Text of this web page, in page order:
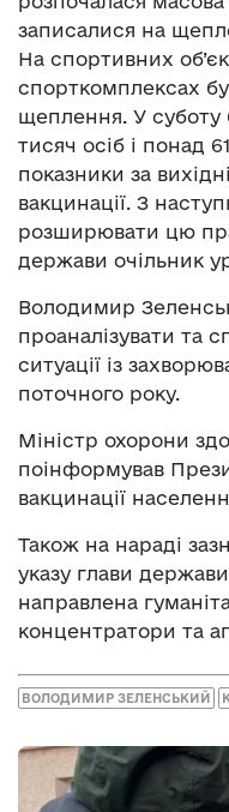
записалися на
На спортивних
спорткомплексах
щеплення. У суботу
тисяч осіб і понад
показники за
вакцинації. З
розширювати цю
держави очільник
Володимир
проаналізувати та
ситуації із
поточного року.
Міністр охорони
поінформував
вакцинації
Також на нараді
указу глави
направлена
концентратори та
ВОЛОДИМИР ЗЕЛЕНСЬКИЙ